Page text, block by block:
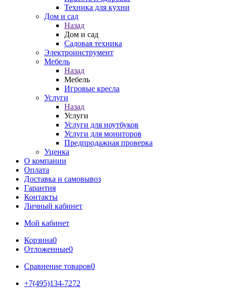
Техника для кухни
Дом и сад
Назад
Дом и сад
Садовая техника
Электроинструмент
Мебель
Назад
Мебель
Игровые кресла
Услуги
Назад
Услуги
Услуги для ноутбуков
Услуги для мониторов
Предпродажная проверка
Уценка
О компании
Оплата
Доставка и самовывоз
Гарантия
Контакты
Личный кабинет
Мой кабинет
Корзина0
Отложенные0
Сравнение товаров0
+7(495)134-7272